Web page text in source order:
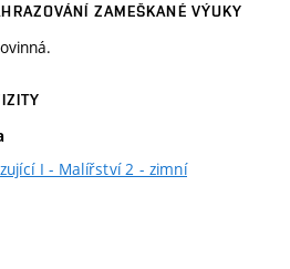
ZAMEŠKANÉ VÝUKY
I - Malířství 2 - zimní